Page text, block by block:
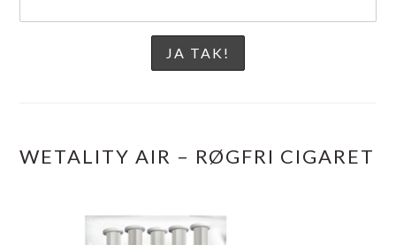
WETALITY AIR – RØGFRI CIGARET